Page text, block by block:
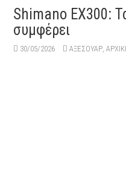
Shimano EX300:
συμφέρει
30/05/2026 ΑΞΕΣΟΥΆΡ ,